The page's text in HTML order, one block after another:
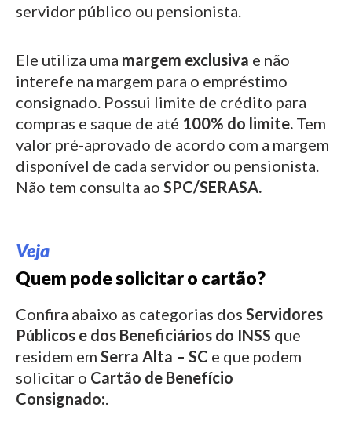
servidor público ou pensionista.
Ele utiliza uma margem exclusiva e não
interefe na margem para o empréstimo
consignado. Possui limite de crédito para
compras e saque de até 100% do limite. Tem
valor pré-aprovado de acordo com a margem
disponível de cada servidor ou pensionista.
Não tem consulta ao SPC/SERASA.
Veja
Quem pode solicitar o cartão?
Confira abaixo as categorias dos Servidores
Públicos e dos Beneficiários do INSS que
residem em Serra Alta – SC e que podem
solicitar o Cartão de Benefício
Consignado:.